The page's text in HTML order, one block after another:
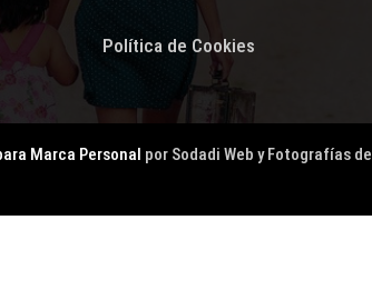
Política de Cookies
Marca Personal por Sodadi Web y Fotografías de